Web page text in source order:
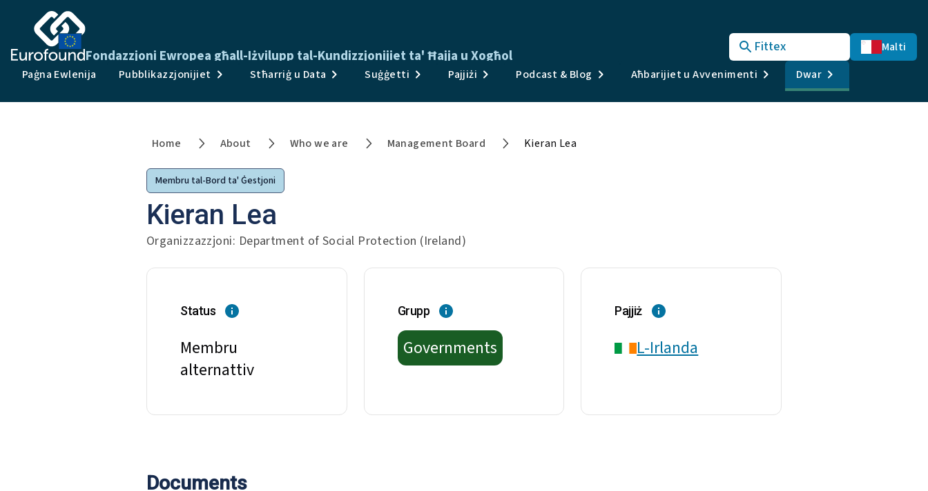
Fondazzjoni Ewropea għall-Iżvilupp tal-Kundizzjonijiet ta' Ħajja u Xogħol Fittex
Malti
Paġna Ewlenija
Pubblikazzjonijiet Stħarriġ u Data Suġġetti Pajjiżi Podcast & Blog Aħbarijiet u Avvenimenti Dwar
Pubblikazzjonijiet
Stħarriġ u Data
Dwar
Home About Who we are Management Board Kieran Lea
Membru tal-Bord ta' Ġestjoni
Kieran Lea
Organizzazzjoni: Department of Social Protection (Ireland)
Status
Membru
alternattiv
Grupp
Governments
Pajjiż
L-Irlanda
Documents